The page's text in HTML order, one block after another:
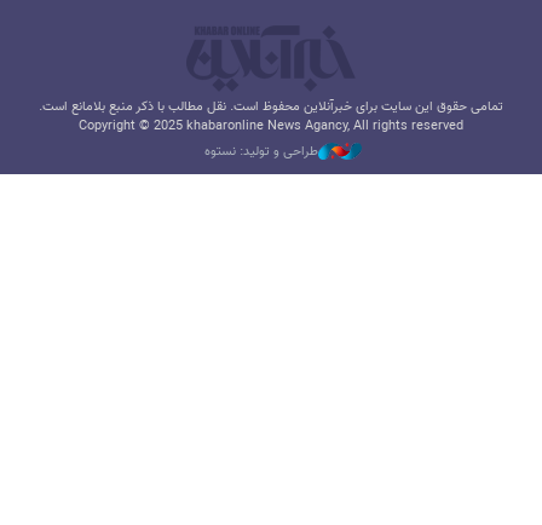
تمامی حقوق این سایت برای خبرآنلاین محفوظ است. نقل مطالب با ذکر منبع بلامانع است.
Copyright © 2025 khabaronline News Agancy, All rights reserved
طراحی و تولید: نستوه